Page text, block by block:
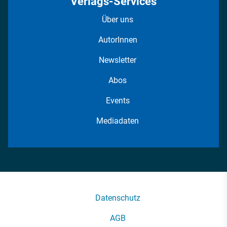
Über uns
AutorInnen
Newsletter
Abos
Events
Mediadaten
Datenschutz
AGB